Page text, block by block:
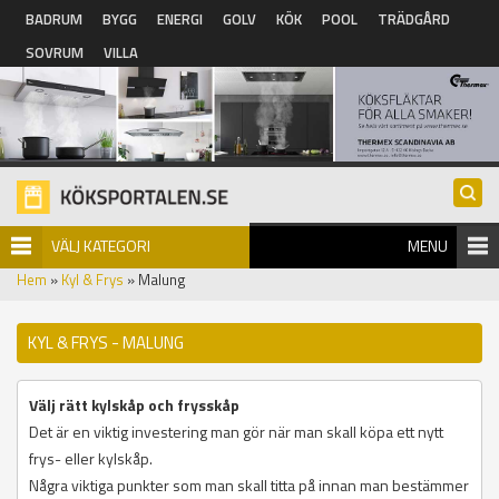
Hoppa till huvudinnehåll
BADRUM BYGG ENERGI GOLV KÖK POOL
TRÄDGÅRD
SOVRUM
VILLA
VÄLJ KATEGORI MENU
Hem » Kyl & Frys » Malung
KYL & FRYS - MALUNG
Välj rätt kylskåp och frysskåp
Det är en viktig investering man gör när man skall köpa ett nytt
frys- eller kylskåp.
Några viktiga punkter som man skall titta på innan man bestämmer